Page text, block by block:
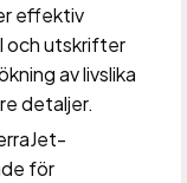
effektiv
och utskrifter
av livslika
detaljer.
för